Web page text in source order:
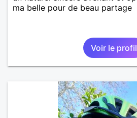
ma belle pour de beau partage
Voir le profil